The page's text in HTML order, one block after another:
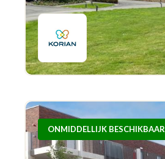
ONMIDDELLIJK BESCHIKBAAR